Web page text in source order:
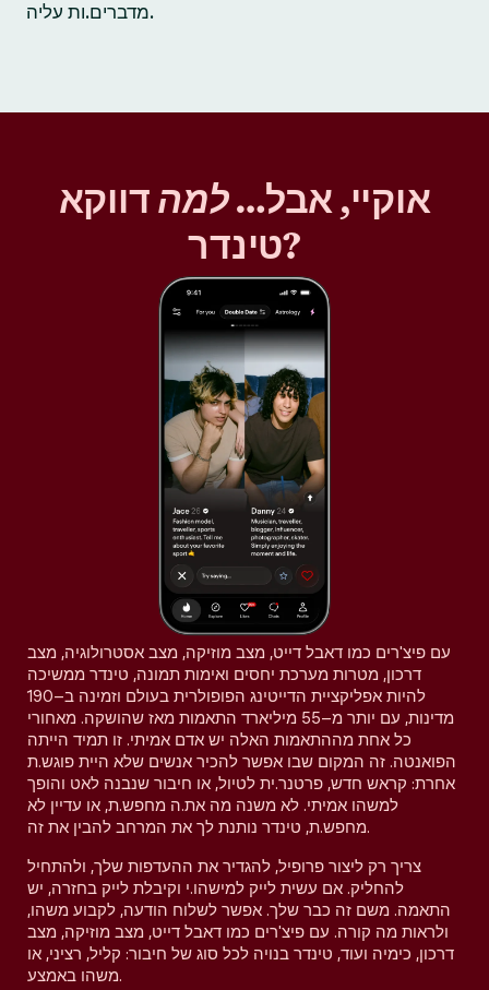
מדברים.ות עליה.
אוקיי, אבל…למהדווקא
טינדר?
עם פיצ'רים כמו דאבל דייט, מצב מוזיקה, מצב אסטרולוגיה, מצב
דרכון, מטרות מערכת יחסים ואימות תמונה, טינדר ממשיכה
להיות אפליקציית הדייטינג הפופולרית בעולם וזמינה ב–190
מדינות, עם יותר מ–55 מיליארד התאמות מאז שהושקה. מאחורי
כל אחת מההתאמות האלה יש אדם אמיתי. זו תמיד הייתה
הפואנטה. זה המקום שבו אפשר להכיר אנשים שלא היית פוגש.ת
אחרת: קראש חדש, פרטנר.ית לטיול, או חיבור שנבנה לאט והופך
למשהו אמיתי. לא משנה מה את.ה מחפש.ת, או עדיין לא
מחפש.ת, טינדר נותנת לך את המרחב להבין את זה.
צריך רק ליצור פרופיל, להגדיר את ההעדפות שלך, ולהתחיל
להחליק. אם עשית לייק למישהו.י וקיבלת לייק בחזרה, יש
התאמה. משם זה כבר שלך. אפשר לשלוח הודעה, לקבוע משהו,
ולראות מה קורה. עם פיצ'רים כמו דאבל דייט, מצב מוזיקה, מצב
דרכון, כימיה ועוד, טינדר בנויה לכל סוג של חיבור: קליל, רציני, או
משהו באמצע.